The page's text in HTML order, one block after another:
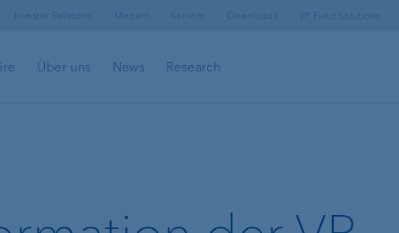
Investor Relations Medien Karriere Downloads VP Fund Solutions
Über uns News Research